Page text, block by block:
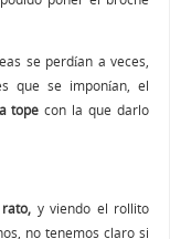
se perdían a veces,
que se imponían, el
tope con la que darlo
y viendo el rollito
no tenemos claro si